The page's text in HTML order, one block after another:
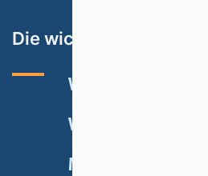
Die wichtigsten Themen
VHB-RATING 2024
VERANSTALTUNGEN
MITGLIED WERDEN